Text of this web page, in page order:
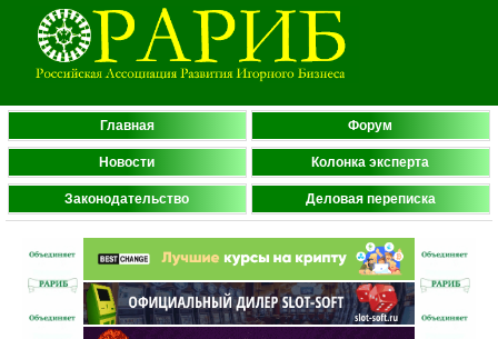
Главная Форум
Новости Колонка эксперта
Законодательство Деловая переписка